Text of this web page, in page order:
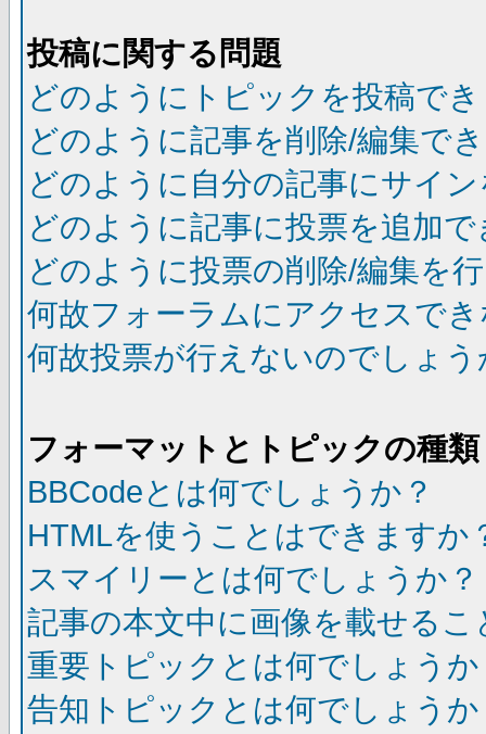
投稿に関する問題
どのようにトピックを投稿で
どのように記事を削除/編集で
どのように自分の記事にサイ
どのように記事に投票を追加
どのように投票の削除/編集を
何故フォーラムにアクセスで
何故投票が行えないのでしょう
フォーマットとトピックの種類
BBCodeとは何でしょうか？
HTMLを使うことはできますか
スマイリーとは何でしょうか？
記事の本文中に画像を載せる
重要トピックとは何でしょうか
告知トピックとは何でしょうか